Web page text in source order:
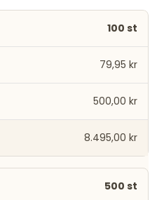
100 st
79,95 kr
500,00 kr
8.495,00 kr
500 st